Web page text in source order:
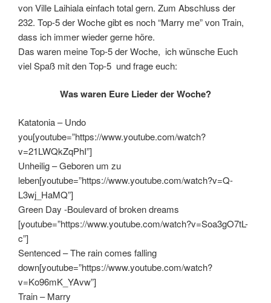
von Ville Laihiala einfach total gern. Zum Abschluss der
232. Top-5 der Woche gibt es noch “Marry me” von Train,
dass ich immer wieder gerne höre.
Das waren meine Top-5 der Woche, ich wünsche Euch
viel Spaß mit den Top-5 und frage euch:
Was waren Eure Lieder der Woche?
Katatonia – Undo
you[youtube=”https://www.youtube.com/watch?
v=21LWQkZqPhI”]
Unheilig – Geboren um zu
leben[youtube=”https://www.youtube.com/watch?v=Q-
L3wj_HaMQ”]
Green Day -Boulevard of broken dreams
[youtube=”https://www.youtube.com/watch?v=Soa3gO7tL-
c”]
Sentenced – The rain comes falling
down[youtube=”https://www.youtube.com/watch?
v=Ko96mK_YAvw”]
Train – Marry